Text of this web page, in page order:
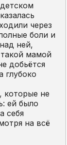
через
боли и
ней,
мамой
добьётся
глубоко
которые не
ей было
себя
на всё